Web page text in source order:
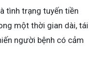
tình trạng tuyến tiền
một thời gian dài, tái
người bệnh có cảm